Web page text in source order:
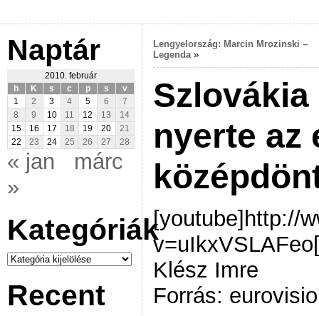
Naptár
2010. február
h
K s c p s
v
1
2 3 4 5 6
7
8
9 10 11 12 13
14
15
16 17 18 19 20
21
22
23 24 25 26 27 28
« jan
márc
»
Kategóriák
Kategóriák
Recent
Lengyelország: Marcin Mrozinski –
Legenda»
nyerte az
[youtube]http://
Klész Imre
Forrás: